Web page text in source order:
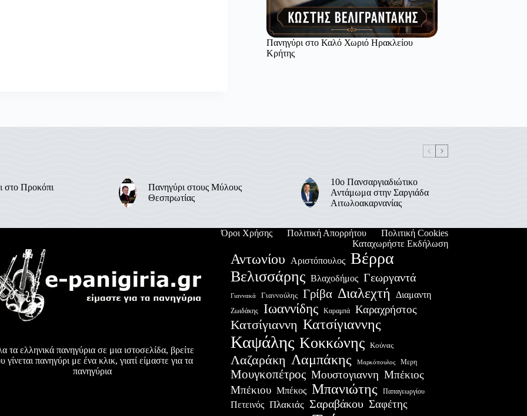
Πανηγύρι στο Καλό Χωριό Ηρακλείου
Κρήτης
στο Προκόπι
Πανηγύρι στους Μύλους
Θεσπρωτίας
10ο Πανσαργιαδιώτικο
Αντάμωμα στην Σαργιάδα
Αιτωλοακαρνανίας
Όροι Χρήσης Πολιτική Απορρήτου
Πολιτική Cookies
Καταχωρήστε Εκδήλωση
τα ελληνικά πανηγύρια σε μια ιστοσελίδα, βρείτε
γίνεται πανηγύρι με ένα κλικ, γιατί είμαστε για τα
πανηγύρια
Αντωνίου Αριστόπουλος Βέρρα
Βελισσάρης Βλαχοδήμος Γεωργαντά
Γιαννακά Γιαννούλης Γρίβα Διαλεχτή Διαμαντη
Ζωιδάκης Ιωαννίδης Καραμπά Καραχρήστος
Κατσίγιαννη Κατσίγιαννης
Καψάλης Κοκκώνης Κούνας
Λαζαράκη Λαμπάκης Μαρκόπουλος Μερη
Μουγκοπέτρος Μουστογιαννη Μπέκιος
Μπέκιου Μπέκος Μπανιώτης Παπαγεωργίου
Πετεινός Πλακιάς Σαραβάκου Σαφέτης